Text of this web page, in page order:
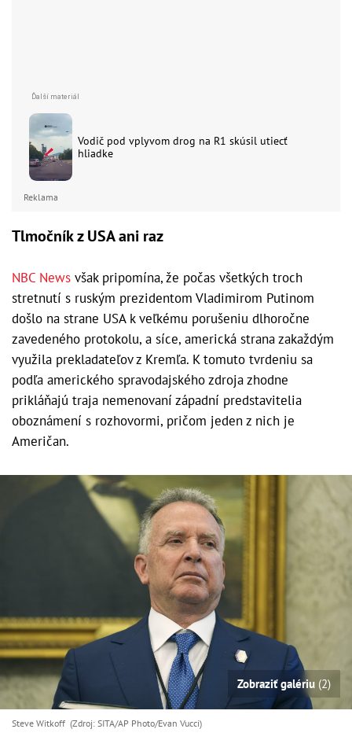
Vodič pod vplyvom drog na R1 skúsil utiecť
hliadke
Reklama
Tlmočník z USA ani raz
NBC News však pripomína, že počas všetkých troch
stretnutí s ruským prezidentom Vladimirom Putinom
došlo na strane USA k veľkému porušeniu dlhoročne
zavedeného protokolu, a síce, americká strana zakaždým
využila prekladateľov z Kremľa. K tomuto tvrdeniu sa
podľa amerického spravodajského zdroja zhodne
prikláňajú traja nemenovaní západní predstavitelia
oboznámení s rozhovormi, pričom jeden z nich je
Američan.
Zobraziť galériu (2)
Steve Witkoff (Zdroj: SITA/AP Photo/Evan Vucci)